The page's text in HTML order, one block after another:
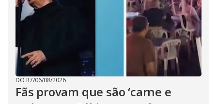
DO R7/06/08/2026
Fãs provam que são ‘carne e